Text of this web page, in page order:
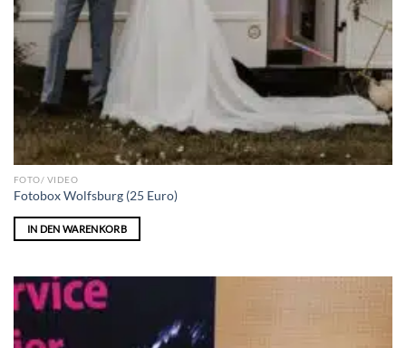
FOTO/ VIDEO
Fotobox Wolfsburg (25 Euro)
IN DEN WARENKORB